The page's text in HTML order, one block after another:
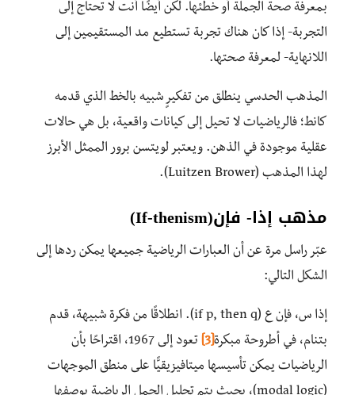
بمعرفة صحة الجملة أو خطئها. لكن أيضًا أنت لا تحتاج إلى
التجربة- إذا كان هناك تجربة تستطيع مد المستقيمين إلى
اللانهاية- لمعرفة صحتها.
المذهب الحدسي ينطلق من تفكيرٍ شبيه بالخط الذي قدمه
كانط؛ فالرياضيات لا تحيل إلى كيانات واقعية، بل هي حالات
عقلية موجودة في الذهن. ويعتبر لويتسن برور الممثل الأبرز
لهذا المذهب (Luitzen Brower).
مذهب إذا- فإن(If-thenism)
عبّر راسل مرة عن أن العبارات الرياضية جميعها يمكن ردها إلى
الشكل التالي:
إذا س، فإن ع (if p, then q). انطلاقًا من فكرة شبيهة، قدم
بتنام، في أطروحة مبكرة[3]
تعود إلى 1967، اقتراحًا بأن
الرياضيات يمكن تأسيسها ميتافيزيقيًّا على منطق الموجهات